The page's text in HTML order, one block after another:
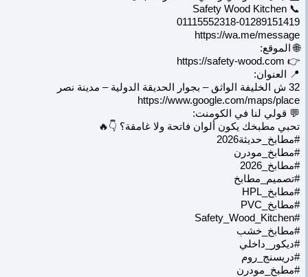
📞 Safety Wood Kitchen
01115552318-01289151419
https://wa.me/message
🌐 الموقع:
👉 https://safety-wood.com
📍 العنوان:
32 ش الخليفة الواثق – بجوار الحديقة الدولية – مدينة نصر
https://www.google.com/maps/place
💬 قولي لنا في الكومنت:
تحبي مطبخك يكون ألوان فاتحة ولا غامقة؟ 👇🔥
#مطابخ_حديثة2026
#مطابخ_مودرن
#مطابخ_2026
#تصميم_مطابخ
#مطابخ_HPL
#مطابخ_PVC
#Safety_Wood_Kitchen
#مطابخ_خشب
#ديكور_داخلي
#دريسنج_روم
#مطبخ_مودرن